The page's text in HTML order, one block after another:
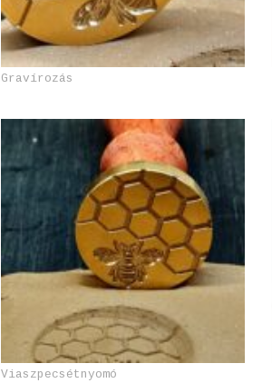
Gravírozás
Viaszpecsétnyomó